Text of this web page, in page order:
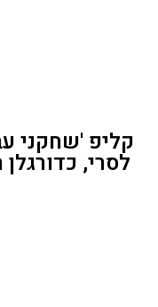
קליפ 'שחקני
לסרי,